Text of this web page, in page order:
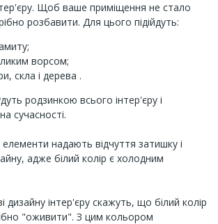
Щоб ваше приміщення не стало
розбавити. Для цього підійдуть:
ворсом;
скла і дерева .
родзинкою всього інтер'єру і
сучасності.
елементи надають відчуття затишку і
адже білий колір є холодним
дизайну інтер'єру скажуть, що білий колір
"оживити". З цим кольором